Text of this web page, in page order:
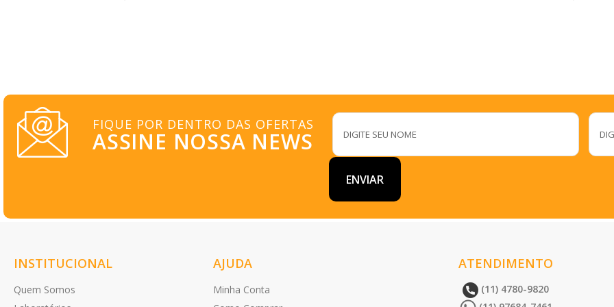
FIQUE POR DENTRO DAS OFERTAS
ASSINE NOSSA NEWS
INSTITUCIONAL
Quem Somos
AJUDA
Minha Conta
ATENDIMENTO
(11) 4780-9820